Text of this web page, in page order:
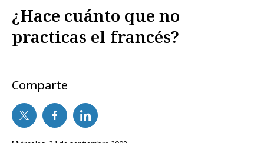
¿Hace cuánto que no
practicas el francés?
Comparte